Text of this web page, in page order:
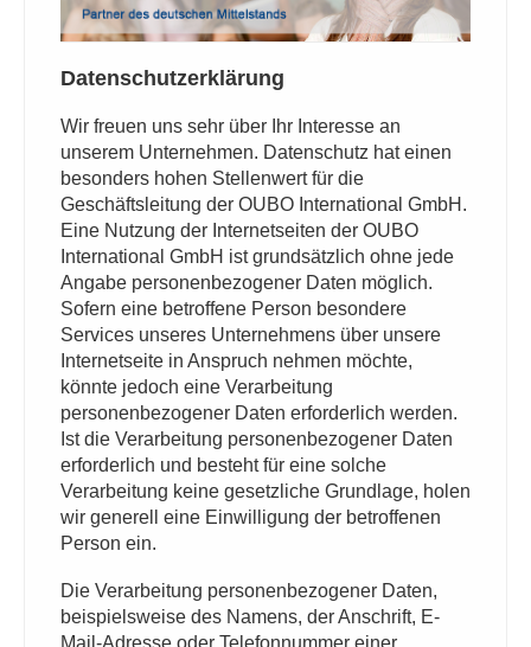
Datenschutzerklärung
Wir freuen uns sehr über Ihr Interesse an
unserem Unternehmen. Datenschutz hat einen
besonders hohen Stellenwert für die
Geschäftsleitung der OUBO International GmbH.
Eine Nutzung der Internetseiten der OUBO
International GmbH ist grundsätzlich ohne jede
Angabe personenbezogener Daten möglich.
Sofern eine betroffene Person besondere
Services unseres Unternehmens über unsere
Internetseite in Anspruch nehmen möchte,
könnte jedoch eine Verarbeitung
personenbezogener Daten erforderlich werden.
Ist die Verarbeitung personenbezogener Daten
erforderlich und besteht für eine solche
Verarbeitung keine gesetzliche Grundlage, holen
wir generell eine Einwilligung der betroffenen
Person ein.
Die Verarbeitung personenbezogener Daten,
beispielsweise des Namens, der Anschrift, E-
Mail-Adresse oder Telefonnummer einer